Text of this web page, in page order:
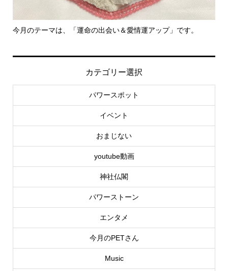
出会い＆愛情運アップ」です。 里親さん募集中！
カテゴリー選択
パワースポット
イベント
おまじない
youtube動画
神社仏閣
パワーストーン
エンタメ
今月のPETさん
Music